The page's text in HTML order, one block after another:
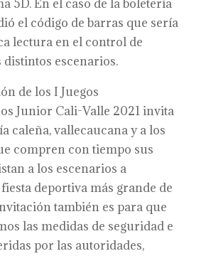
5D. En el caso de la boletería
el código de barras que sería
lectura en el control de
distintos escenarios.
de los I Juegos
Junior Cali-Valle 2021 invita
caleña, vallecaucana y a los
compren con tiempo sus
a los escenarios a
deportiva más grande de
también es para que
las medidas de seguridad e
por las autoridades,